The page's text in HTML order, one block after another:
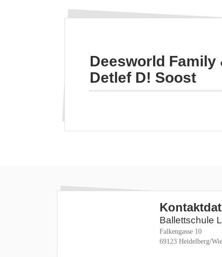
Deesworld Family
Detlef D! Soost
Ballettschule
Falkengasse 10
69123 Heidelberg/